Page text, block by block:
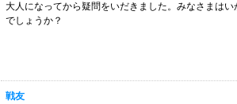
大人になってから疑問をいだきました。みなさまはい
でしょうか？
戦友